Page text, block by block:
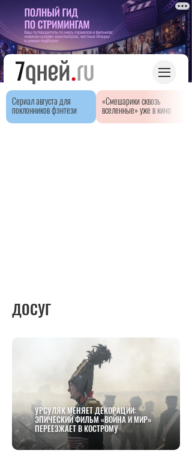
Сериал августа для
поклонников фэнтези
«Смешарики сквозь
вселенные» уже в кино
ДОСУГ
УРСУЛЯК МЕНЯЕТ ДЕКОРАЦИИ:
ЭПИЧЕСКИЙ ФИЛЬМ «ВОЙНА И МИР»
ПЕРЕЕЗЖАЕТ В КОСТРОМУ